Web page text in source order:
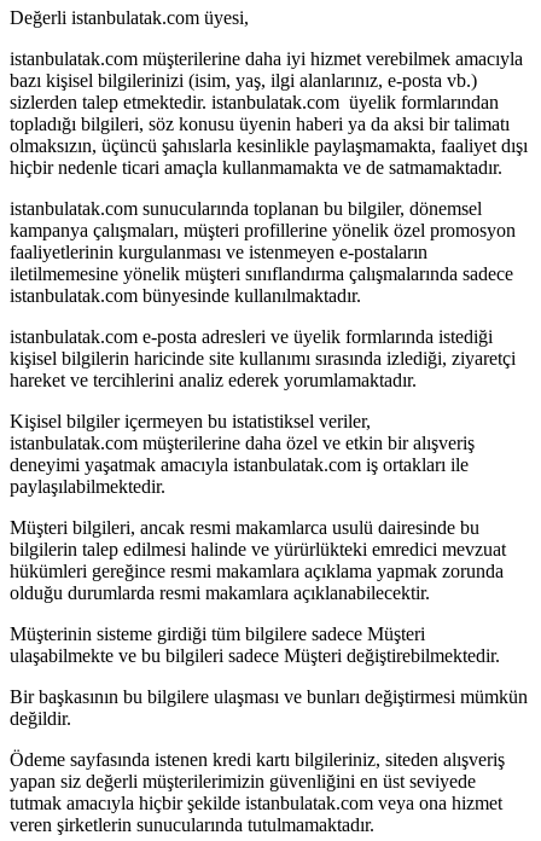
Değerli istanbulatak.com üyesi,
istanbulatak.com müşterilerine daha iyi hizmet verebilmek amacıyla
bazı kişisel bilgilerinizi (isim, yaş, ilgi alanlarınız, e-posta vb.)
sizlerden talep etmektedir. istanbulatak.com üyelik formlarından
topladığı bilgileri, söz konusu üyenin haberi ya da aksi bir talimatı
olmaksızın, üçüncü şahıslarla kesinlikle paylaşmamakta, faaliyet dışı
hiçbir nedenle ticari amaçla kullanmamakta ve de satmamaktadır.
istanbulatak.com sunucularında toplanan bu bilgiler, dönemsel
kampanya çalışmaları, müşteri profillerine yönelik özel promosyon
faaliyetlerinin kurgulanması ve istenmeyen e-postaların
iletilmemesine yönelik müşteri sınıflandırma çalışmalarında sadece
istanbulatak.com bünyesinde kullanılmaktadır.
istanbulatak.com e-posta adresleri ve üyelik formlarında istediği
kişisel bilgilerin haricinde site kullanımı sırasında izlediği, ziyaretçi
hareket ve tercihlerini analiz ederek yorumlamaktadır.
Kişisel bilgiler içermeyen bu istatistiksel veriler,
istanbulatak.com müşterilerine daha özel ve etkin bir alışveriş
deneyimi yaşatmak amacıyla istanbulatak.com iş ortakları ile
paylaşılabilmektedir.
Müşteri bilgileri, ancak resmi makamlarca usulü dairesinde bu
bilgilerin talep edilmesi halinde ve yürürlükteki emredici mevzuat
hükümleri gereğince resmi makamlara açıklama yapmak zorunda
olduğu durumlarda resmi makamlara açıklanabilecektir.
Müşterinin sisteme girdiği tüm bilgilere sadece Müşteri
ulaşabilmekte ve bu bilgileri sadece Müşteri değiştirebilmektedir.
Bir başkasının bu bilgilere ulaşması ve bunları değiştirmesi mümkün
değildir.
Ödeme sayfasında istenen kredi kartı bilgileriniz, siteden alışveriş
yapan siz değerli müşterilerimizin güvenliğini en üst seviyede
tutmak amacıyla hiçbir şekilde istanbulatak.com veya ona hizmet
veren şirketlerin sunucularında tutulmamaktadır.